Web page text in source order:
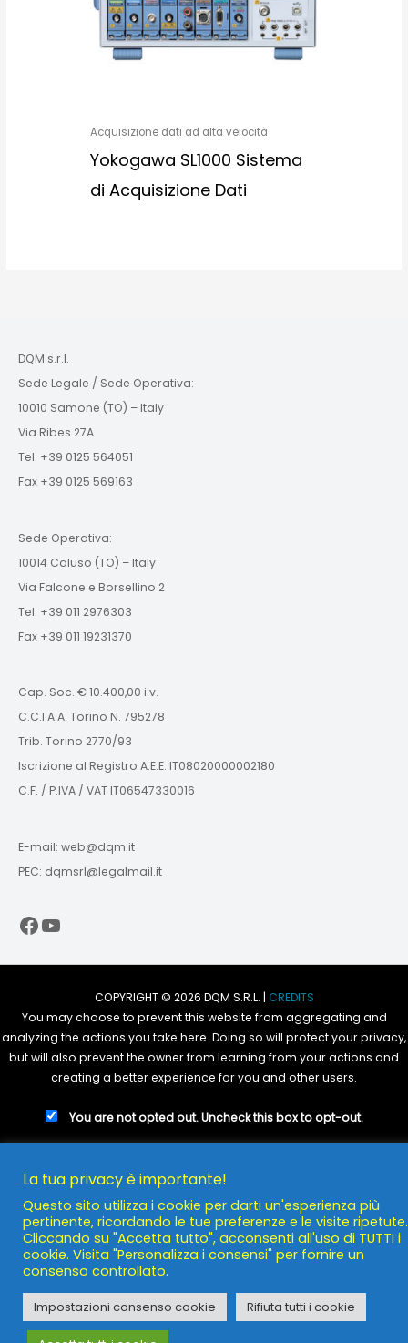
Acquisizione dati ad alta velocità
Yokogawa SL1000 Sistema
di Acquisizione Dati
DQM s.r.l.
Sede Legale / Sede Operativa:
10010 Samone (TO) – Italy
Via Ribes 27A
Tel. +39 0125 564051
Fax +39 0125 569163
Sede Operativa:
10014 Caluso (TO) – Italy
Via Falcone e Borsellino 2
Tel. +39 011 2976303
Fax +39 011 19231370
Cap. Soc. € 10.400,00 i.v.
C.C.I.A.A. Torino N. 795278
Trib. Torino 2770/93
Iscrizione al Registro A.E.E. IT08020000002180
C.F. / P.IVA / VAT IT06547330016
E-mail: web@dqm.it
PEC: dqmsrl@legalmail.it
Facebook
YouTube
COPYRIGHT © 2026 DQM S.R.L. | CREDITS
You may choose to prevent this website from aggregating and
analyzing the actions you take here. Doing so will protect your privacy,
but will also prevent the owner from learning from your actions and
creating a better experience for you and other users.
You are not opted out. Uncheck this box to opt-out.
POWERED BYDQM S.R.L.
La tua privacy è importante!
Questo sito utilizza i cookie per darti un'esperienza più
pertinente, ricordando le tue preferenze e le visite ripetute.
Cliccando su "Accetta tutto", acconsenti all'uso di TUTTI i
cookie. Visita "Personalizza i consensi" per fornire un
consenso controllato.
Impostazioni consenso cookie Rifiuta tutti i cookie